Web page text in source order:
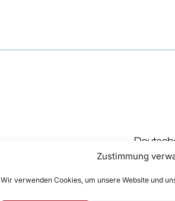
Zustimmung
Wir verwenden Cookies, um unsere Website und
Zur